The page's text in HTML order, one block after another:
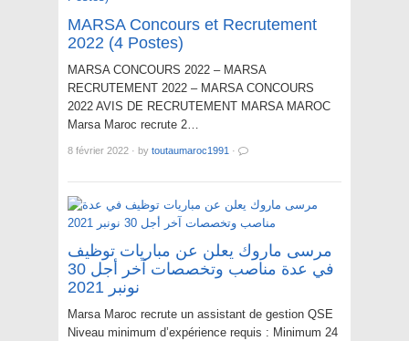
MARSA Concours et Recrutement
2022 (4 Postes)
MARSA CONCOURS 2022 – MARSA
RECRUTEMENT 2022 – MARSA CONCOURS
2022 AVIS DE RECRUTEMENT MARSA MAROC
Marsa Maroc recrute 2…
8 février 2022 · by toutaumaroc1991 ·
مرسى ماروك يعلن عن مباريات توظيف
في عدة مناصب وتخصصات آخر أجل 30
نونبر 2021
Marsa Maroc recrute un assistant de gestion QSE
Niveau minimum d’expérience requis : Minimum 24